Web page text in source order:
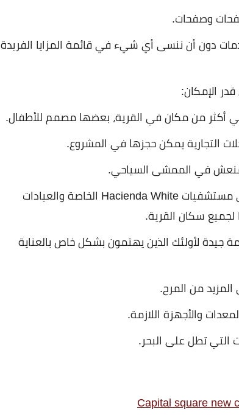
وصفحات.
دون أن ننسى أي شيء في قائمة المزايا الفريدة
الإمكان:
أكثر من مكان في القرية، بعضها مصمم للأطفال.
التجارية يمكن حجزها في المشروع.
في الممشى السياحي.
احصل على أفضل خدمات الرعاية الصحية في مستشفيات Hacienda White الخاصة والعيادات
لجميع سكان القرية.
جيدة لأولئك الذين يهتمون بشكل خاص بالعناية
من المرح.
والأجهزة اللازمة.
التي تطل على البحر.